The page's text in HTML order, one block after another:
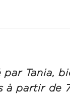
Tania,
à partir